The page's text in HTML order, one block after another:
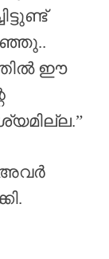
ഈ
അവർ